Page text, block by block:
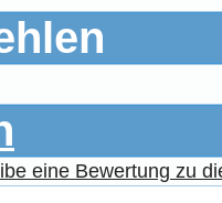
eine Bewertung zu